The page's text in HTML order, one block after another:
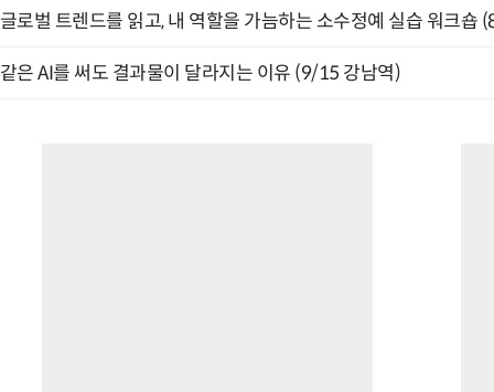
글로벌 트렌드를 읽고, 내 역할을 가늠하는 소수정예 실습 워크숍
같은 AI를 써도 결과물이 달라지는 이유 (9/15 강남역)